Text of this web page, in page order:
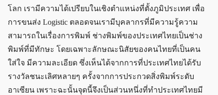
โลก เรามีความได้เปรียบในเชิงตำแหน่งที่ตั้งภูมิประเทศ เพื่อ
การขนส่ง Logistic ตลอดจนเรามีบุคลากรที่มีความรู้ความ
สามารถในเรื่องการพิมพ์ ช่างพิมพ์ของประเทศไทยเป็นช่าง
พิมพ์ที่มีทักษะ โดยเฉพาะลักษณะนิสัยของคนไทยที่เป็นคน
ใส่ใจ มีความละเอียด ซึ่งเห็นได้จากการที่ประเทศไทยได้รับ
รางวัลชนะเลิศหลายๆ ครั้งจากการประกวดสิ่งพิมพ์ระดับ
อาเซียน เพราะฉะนั้นจุดนี้จึงเป็นส่วนหนึ่งที่ทำประเทศไทยมี